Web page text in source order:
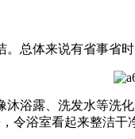
体来说有省事省时
露、洗发水等洗
令浴室看起来整洁干